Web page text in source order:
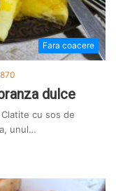
Fara coacere
870
dulce
cu sos de
unul…